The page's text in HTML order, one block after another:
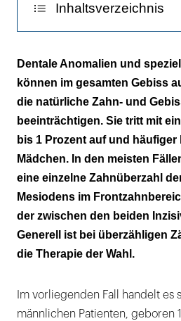
Inhaltsverzeichnis
Therapieplanung
Klinisches Vorgehen
Diskussion
Zu den Formen der
Dentale Anomalien und
können im gesamten Gebiss
die natürliche Zahn- und
beeinträchtigen. Sie tritt mit
bis 1 Prozent auf und
Mädchen. In den meisten
eine einzelne Zahnüberzahl
Mesiodens im
der zwischen den beiden
Generell ist bei überzähligen
die Therapie der Wahl.
Im vorliegenden Fall handelt es
männlichen Patienten, geboren